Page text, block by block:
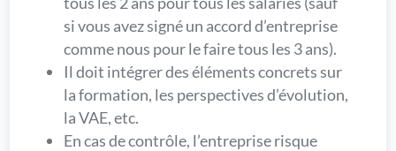
si vous avez signé un accord d’entreprise
comme nous pour le faire tous les 3 ans).
Il doit intégrer des éléments concrets sur
la formation, les perspectives d’évolution,
la VAE, etc.
En cas de contrôle, l’entreprise risque